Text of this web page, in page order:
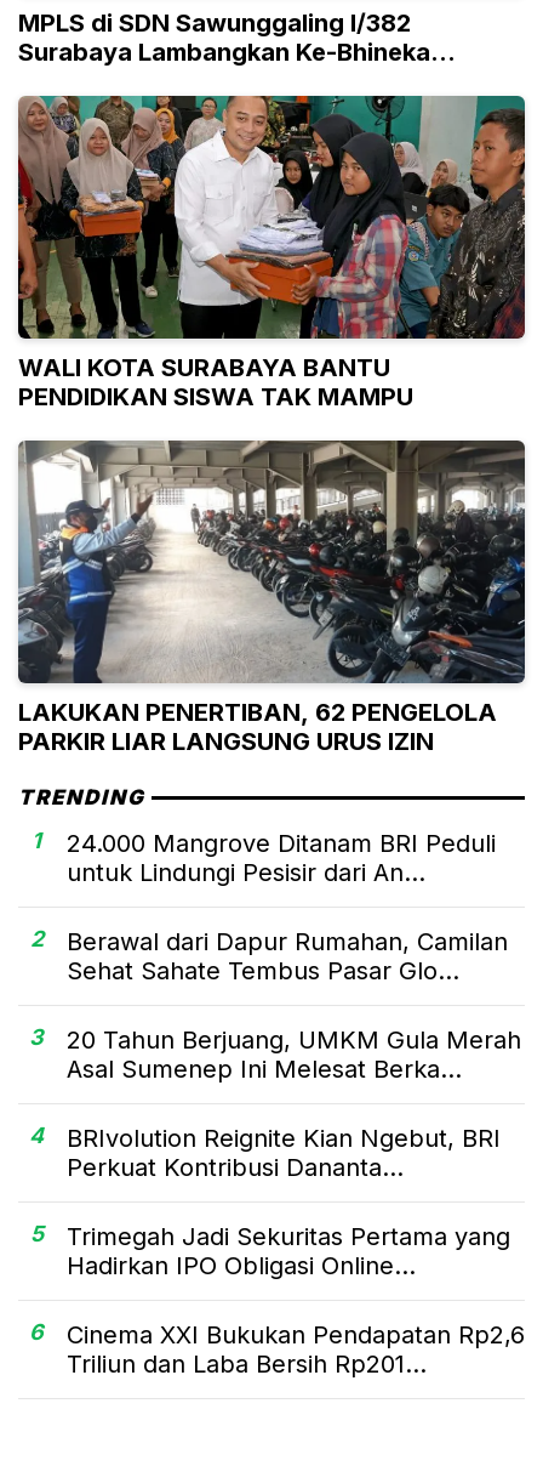
MPLS di SDN Sawunggaling I/382
Surabaya Lambangkan Ke-Bhineka
WALI KOTA SURABAYA BANTU
PENDIDIKAN SISWA TAK MAMPU
LAKUKAN PENERTIBAN, 62 PENGELOLA
PARKIR LIAR LANGSUNG URUS IZIN
TRENDING
1
24.000 Mangrove Ditanam BRI Peduli
untuk Lindungi Pesisir dari An...
2
Berawal dari Dapur Rumahan, Camilan
Sehat Sahate Tembus Pasar Glo...
3
20 Tahun Berjuang, UMKM Gula Merah
Asal Sumenep Ini Melesat Berka...
4
BRIvolution Reignite Kian Ngebut, BRI
Perkuat Kontribusi Dananta...
5
Trimegah Jadi Sekuritas Pertama yang
Hadirkan IPO Obligasi Online...
6
Cinema XXI Bukukan Pendapatan Rp2,6
Triliun dan Laba Bersih Rp201...